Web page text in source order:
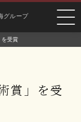
グループ
を受賞
賞」を受